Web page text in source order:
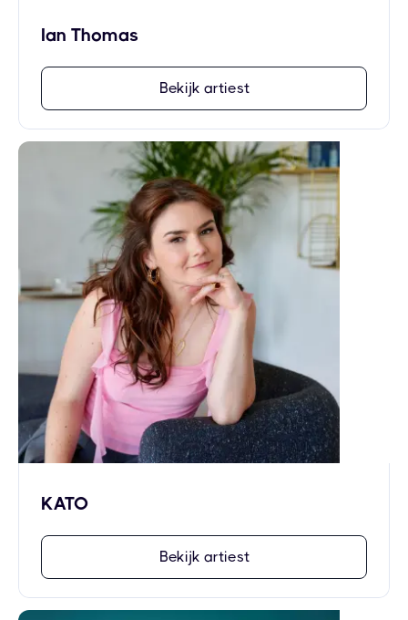
Ian Thomas
Bekijk artiest
KATO
Bekijk artiest